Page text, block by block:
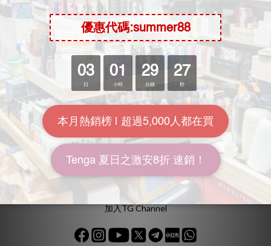
營業時間
星期一至五 : 下午1:00 -> 下午6:30
星期六 : 上午11:00 -> 下午14:00
星期日及公眾假期休息
客服專線 Contact Us
Wechat : moonrivermall
Get QR Code 聯絡我們！
加入TG Channel